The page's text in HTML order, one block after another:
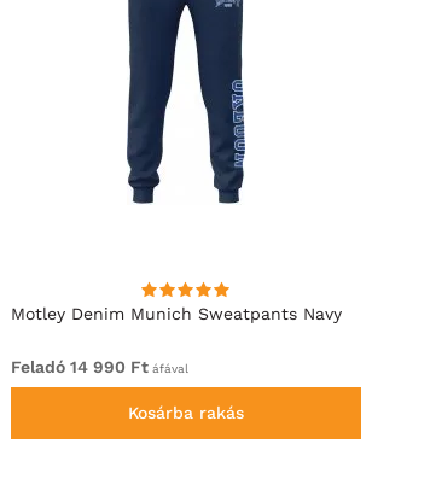
Motley Denim Munich Sweatpants Navy
Feladó 14 990 Ft áfával
Kosárba rakás